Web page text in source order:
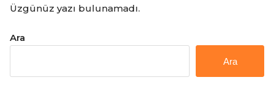
Üzgünüz yazı bulunamadı.
Ara
Ara